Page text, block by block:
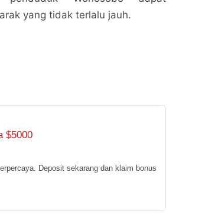
yang tidak terlalu jauh.
Deposit sekarang dan klaim bonus